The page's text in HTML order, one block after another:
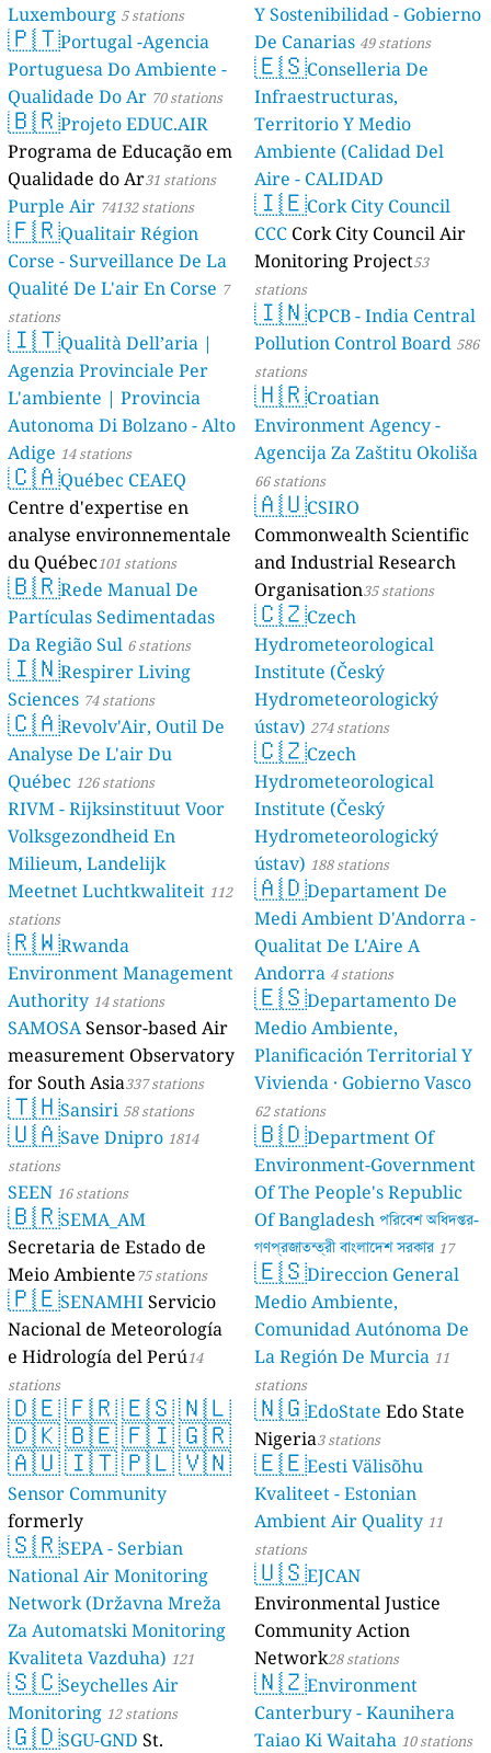
Y Sostenibilidad - Gobierno
De Canarias 49 stations
🇪🇸Conselleria De
Infraestructuras,
Territorio Y Medio
Ambiente (Calidad Del
Aire - CALIDAD
AMBIENTAL) 23 stations
🇮🇪Cork City Council
CCC Cork City Council Air
Monitoring Project53
stations
🇮🇳CPCB - India Central
Pollution Control Board 586
stations
🇭🇷Croatian
Environment Agency -
Agencija Za Zaštitu Okoliša
66 stations
🇦🇺CSIRO
Commonwealth Scientific
and Industrial Research
Organisation35 stations
🇨🇿Czech
Hydrometeorological
Institute (Český
Hydrometeorologický
ústav) 274 stations
🇨🇿Czech
Hydrometeorological
Institute (Český
Hydrometeorologický
ústav) 188 stations
🇦🇩Departament De
Medi Ambient D'Andorra -
Qualitat De L'Aire A
Andorra 4 stations
🇪🇸Departamento De
Medio Ambiente,
Planificación Territorial Y
Vivienda · Gobierno Vasco
62 stations
🇧🇩Department Of
Environment-Government
Of The People's Republic
Of Bangladesh পরিবেশ অধিদপ্তর-
গণপ্রজাতন্ত্রী বাংলাদেশ সরকার 17
stations
🇪🇸Direccion General
Medio Ambiente,
Comunidad Autónoma De
La Región De Murcia 11
stations
🇳🇬EdoStateEdo State
Nigeria3 stations
🇪🇪Eesti Välisõhu
Kvaliteet - Estonian
Ambient Air Quality 11
stations
🇺🇸EJCAN
Environmental Justice
Community Action
Network28 stations
🇳🇿Environment
Canterbury - Kaunihera
Taiao Ki Waitaha 10 stations
Luxembourg 5 stations
🇵🇹Portugal -Agencia
Portuguesa Do Ambiente -
Qualidade Do Ar 70 stations
🇧🇷Projeto EDUC.AIR
Programa de Educação em
Qualidade do Ar31 stations
Purple Air 74132 stations
🇫🇷Qualitair Région
Corse - Surveillance De La
Qualité De L'air En Corse 7
stations
🇮🇹Qualità Dell’aria |
Agenzia Provinciale Per
L'ambiente | Provincia
Autonoma Di Bolzano - Alto
Adige 14 stations
🇨🇦Québec CEAEQ
Centre d'expertise en
analyse environnementale
du Québec101 stations
🇧🇷Rede Manual De
Partículas Sedimentadas
Da Região Sul 6 stations
🇮🇳Respirer Living
Sciences 74 stations
🇨🇦Revolv'Air, Outil De
Analyse De L'air Du
Québec 126 stations
RIVM - Rijksinstituut Voor
Volksgezondheid En
Milieum, Landelijk
Meetnet Luchtkwaliteit 112
stations
🇷🇼Rwanda
Environment Management
Authority 14 stations
SAMOSASensor-based Air
measurement Observatory
for South Asia337 stations
🇹🇭Sansiri 58 stations
🇺🇦Save Dnipro 1814
stations
SEEN 16 stations
🇧🇷SEMA_AM
Secretaria de Estado de
Meio Ambiente75 stations
🇵🇪SENAMHIServicio
Nacional de Meteorología
e Hidrología del Perú14
stations
🇩🇪🇫🇷🇪🇸🇳🇱
🇩🇰🇧🇪🇫🇮🇬🇷
🇦🇺🇮🇹🇵🇱🇻🇳
Sensor Community
formerly
luftdaten.info35807 stations
🇸🇷SEPA - Serbian
National Air Monitoring
Network (Državna Mreža
Za Automatski Monitoring
Kvaliteta Vazduha) 121
stations
🇸🇨Seychelles Air
Monitoring 12 stations
🇬🇩SGU-GNDSt.